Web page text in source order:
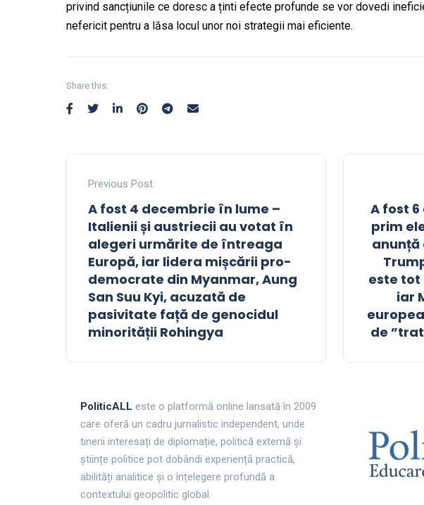
privind sancțiunile ce doresc a ținti efecte profunde se vor dovedi
nefericit pentru a lăsa locul unor noi strategii mai eficiente.
Share this:
Previous Post
A fost 4 decembrie în lume –
Italienii și austriecii au votat în
alegeri urmărite de întreaga
Europă, iar lidera mișcării pro-
democrate din Myanmar, Aung
San Suu Kyi, acuzată de
pasivitate față de genocidul
minorității Rohingya
A fost
prim
anunță
este tot
iar
de
PoliticALL este o platformă online lansată în 2009
care oferă un cadru jurnalistic independent, unde
tinerii interesați de diplomație, politică externă și
științe politice pot dobândi experiență practică,
abilități analitice și o înțelegere profundă a
contextului geopolitic global.